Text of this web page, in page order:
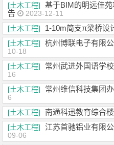
[土木工程]
基于BIM的明远佳
告
2023-12-11
[土木工程]
1-10m简支π梁桥设
[土木工程]
杭州博联电子有限
10-18
[土木工程]
常州武进外国语学
16
[土木工程]
常州维信科技集团
6
[土木工程]
南通科迅教育综合
[土木工程]
江苏首驰铝业有限
09-06